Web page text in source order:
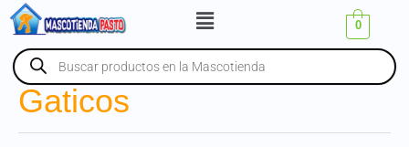
contenido
Menú
0
Búsqueda
de
productos
Gaticos
popularity